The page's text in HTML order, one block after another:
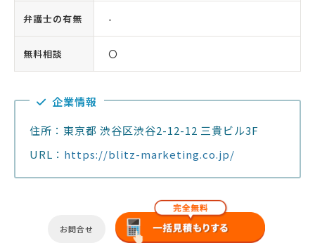
弁護士の有無 -
無料相談 〇
企業情報
住所：東京都 渋谷区渋谷2-12-12 三貴ビル3F
URL： https://blitz-marketing.co.jp/
お問合せ